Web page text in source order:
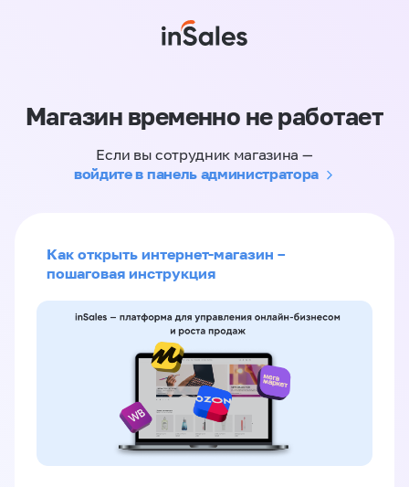
Магазин временно не работает
Если вы сотрудник магазина —
войдите в панель администратора
Как открыть интернет-магазин –
пошаговая инструкция